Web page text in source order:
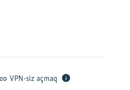
VPN-siz açmaq